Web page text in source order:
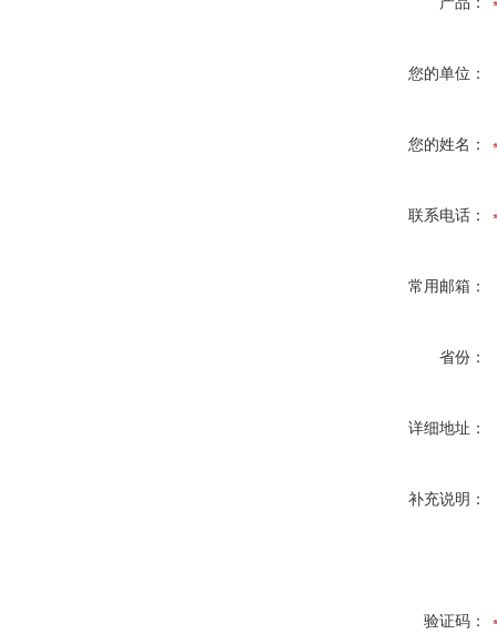
您的单位：
您的姓名：
联系电话：
常用邮箱：
省份：
详细地址：
补充说明：
验证码：